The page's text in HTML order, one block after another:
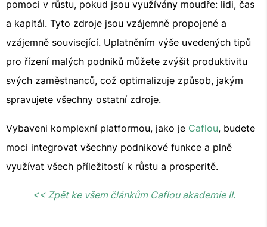
pomoci v růstu, pokud jsou využívány moudře: lidi, čas
a kapitál. Tyto zdroje jsou vzájemně propojené a
vzájemně související. Uplatněním výše uvedených tipů
pro řízení malých podniků můžete zvýšit produktivitu
svých zaměstnanců, což optimalizuje způsob, jakým
spravujete všechny ostatní zdroje.
Vybaveni komplexní platformou, jako je Caflou, budete
moci integrovat všechny podnikové funkce a plně
využívat všech příležitostí k růstu a prosperitě.
<< Zpět ke všem článkům Caflou akademie II.